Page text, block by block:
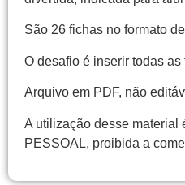
São 26 fichas no formato
O desafio é inserir todas
Arquivo em PDF, não
A utilização desse material
PESSOAL, proibida a